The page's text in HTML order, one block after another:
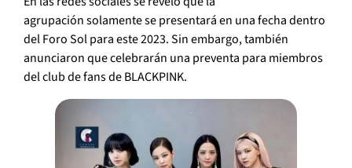
agrupación solamente se presentará en una fecha dentro
del Foro Sol para este 2023. Sin embargo, también
anunciaron que celebrarán una preventa para miembros
del club de fans de BLACKPINK.